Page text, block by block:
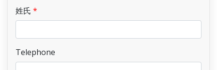
姓氏
Telephone